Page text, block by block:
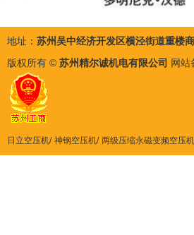
地址： 苏州吴中经济开发区横泾街道重楼
版权所有 © 苏州精尔诚机电有限公司 网站
日立空压机 神钢空压机 两级压缩永磁变频空压机